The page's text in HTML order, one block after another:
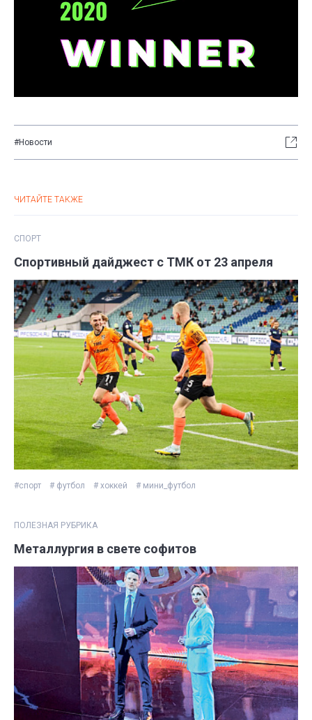
#Новости
ЧИТАЙТЕ ТАКЖЕ
СПОРТ
Спортивный дайджест с ТМК от 23 апреля
#спорт # футбол # хоккей # мини_футбол
ПОЛЕЗНАЯ РУБРИКА
Металлургия в свете софитов